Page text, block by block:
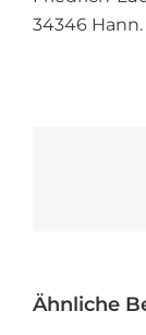
34346
Ähnliche